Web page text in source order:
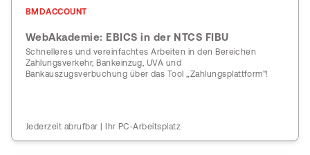
BMDACCOUNT
WebAkademie: EBICS in der NTCS FIBU
Schnelleres und vereinfachtes Arbeiten in den Bereichen
Zahlungsverkehr, Bankeinzug, UVA und
Bankauszugsverbuchung über das Tool „Zahlungsplattform"!
Jederzeit abrufbar | Ihr PC-Arbeitsplatz